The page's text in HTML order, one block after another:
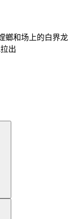
螂和场上的白界龙
出